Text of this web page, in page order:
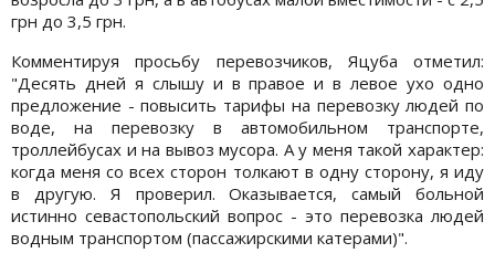
грн до 3,5 грн.
Комментируя просьбу перевозчиков, Яцуба отметил:
"Десять дней я слышу и в правое и в левое ухо одно
предложение - повысить тарифы на перевозку людей по
воде, на перевозку в автомобильном транспорте,
троллейбусах и на вывоз мусора. А у меня такой характер:
когда меня со всех сторон толкают в одну сторону, я иду
в другую. Я проверил. Оказывается, самый больной
истинно севастопольский вопрос - это перевозка людей
водным транспортом (пассажирскими катерами)".